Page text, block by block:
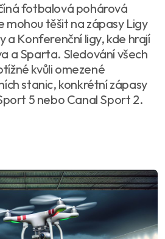
fotbalová pohárová
mohou těšit na zápasy Ligy
a Konferenční ligy, kde hrají
a Sparta. Sledování všech
kvůli omezené
stanic, konkrétní zápasy
5 nebo Canal Sport 2.